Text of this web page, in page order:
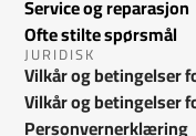
Service og reparasjon
Ofte stilte spørsmål
JURIDISK
Vilkår og betingelser
Vilkår og betingelser
Personvernerklæring